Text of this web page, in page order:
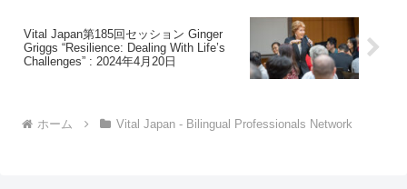
Vital Japan第185回セッション Ginger
Griggs “Resilience: Dealing With Life’s
Challenges” : 2024年4月20日
ホーム Vital Japan - Bilingual Professionals Network